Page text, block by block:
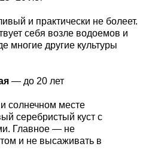
и практически не болеет.
себя возле водоемов и
многие другие культуры
— до 20 лет
солнечном месте
серебристый куст с
Главное — не
и не высаживать в